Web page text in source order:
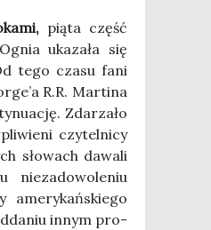
pią­ta część
uka­za­ła się
tego cza­su fani
R.R. Mar­ti­na
Zda­rza­ło
czy­tel­ni­cy
sło­wach dawa­li
nie­za­do­wo­le­niu
ame­ry­kań­skie­go
innym pro­